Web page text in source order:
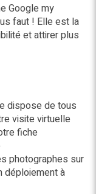
Google my
faut ! Elle est la
et attirer plus
dispose de tous
visite virtuelle
fiche
photographes sur
déploiement à